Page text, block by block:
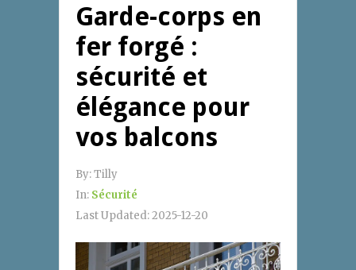
Garde-corps en
fer forgé :
sécurité et
élégance pour
vos balcons
By:Tilly
In: Sécurité
Last Updated:2025-12-20